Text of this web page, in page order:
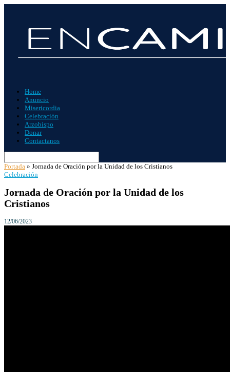
Home
Anuncio
Misericordia
Celebración
Arzobispo
Donar
Contactanos
Portada » Jornada de Oración por la Unidad de los Cristianos
Celebración
Jornada de Oración por la Unidad de los
Cristianos
12/06/2023